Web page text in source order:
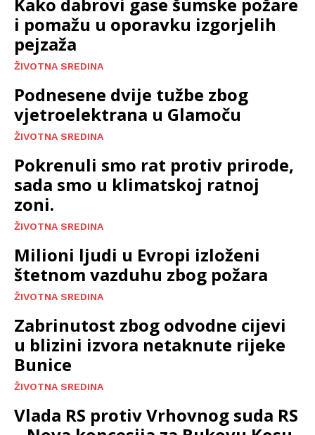
i pomažu u oporavku izgorjelih
pejzaža
ŽIVOTNA SREDINA
Podnesene dvije tužbe zbog
vjetroelektrana u Glamoču
ŽIVOTNA SREDINA
Pokrenuli smo rat protiv prirode,
sada smo u klimatskoj ratnoj
zoni.
ŽIVOTNA SREDINA
Milioni ljudi u Evropi izloženi
štetnom vazduhu zbog požara
ŽIVOTNA SREDINA
Zabrinutost zbog odvodne cijevi
u blizini izvora netaknute rijeke
Bunice
ŽIVOTNA SREDINA
Vlada RS protiv Vrhovnog suda RS